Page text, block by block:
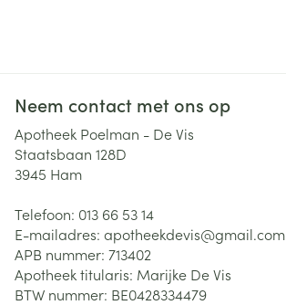
Neem contact met ons op
Apotheek Poelman - De Vis
Staatsbaan 128D
3945 Ham
Telefoon: 013 66 53 14
E-mailadres: apotheekdevis@gmail.com
APB nummer: 713402
Apotheek titularis: Marijke De Vis
BTW nummer: BE0428334479